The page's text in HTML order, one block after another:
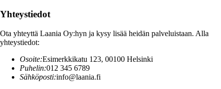
Yhteystiedot
Ota yhteyttä Laania Oy:hyn ja kysy lisää heidän palveluistaan. Alla
yhteystiedot:
Osoite:Esimerkkikatu 123, 00100 Helsinki
Puhelin:012 345 6789
Sähköposti:info@laania.fi